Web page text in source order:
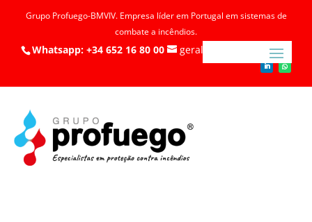
Grupo Profuego-BMVIV. Empresa líder em Portugal em sistemas de
combate a incêndios.
Whatsapp: +34 652 16 80 00 geral@profuego.pt